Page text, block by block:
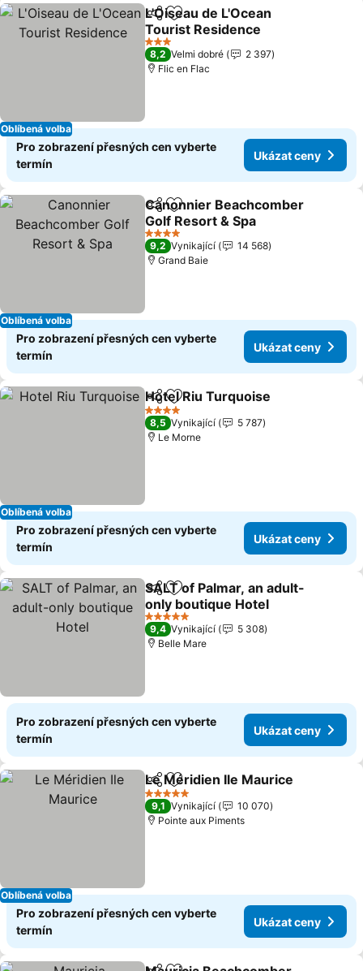
Oblíbená volba
SdíletPřidat na seznam oblíbených
L'Oiseau de L'Ocean
Tourist Residence
Ukázat ceny
3 Počet hvězdiček
8,2 Velmi dobré
2 397
Flic en Flac
Pro zobrazení přesných cen vyberte
termín
Ukázat ceny
Oblíbená volba
SdíletPřidat na seznam oblíbených
Canonnier Beachcomber
Golf Resort & Spa
Ukázat ceny
4 Počet hvězdiček
9,2 Vynikající
14 568
Grand Baie
Pro zobrazení přesných cen vyberte
termín
Ukázat ceny
Oblíbená volba
SdíletPřidat na seznam oblíbených
Hotel Riu Turquoise
4 Počet hvězdiček
8,5 Vynikající
5 787
Le Morne
Pro zobrazení přesných cen vyberte
termín
Ukázat ceny
SdíletPřidat na seznam oblíbených
SALT of Palmar, an adult-
only boutique Hotel
Ukázat ceny
5 Počet hvězdiček
9,4 Vynikající
5 308
Belle Mare
Pro zobrazení přesných cen vyberte
termín
Ukázat ceny
Oblíbená volba
SdíletPřidat na seznam oblíbených
Le Méridien Ile Maurice
5 Počet hvězdiček
9,1 Vynikající
10 070
Pointe aux Piments
Pro zobrazení přesných cen vyberte
termín
Ukázat ceny